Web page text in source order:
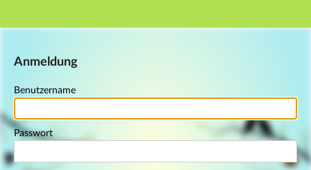
Hauptnavigation
Anmeldung
Benutzername
Passwort